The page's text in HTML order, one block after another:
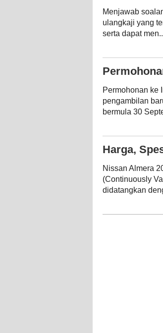
Menjawab
ulangkaji yang
serta dapat
Permohonan ke
pengambilan
bermula 30
Harga,
Nissan Almera
(Continuously
didatangkan